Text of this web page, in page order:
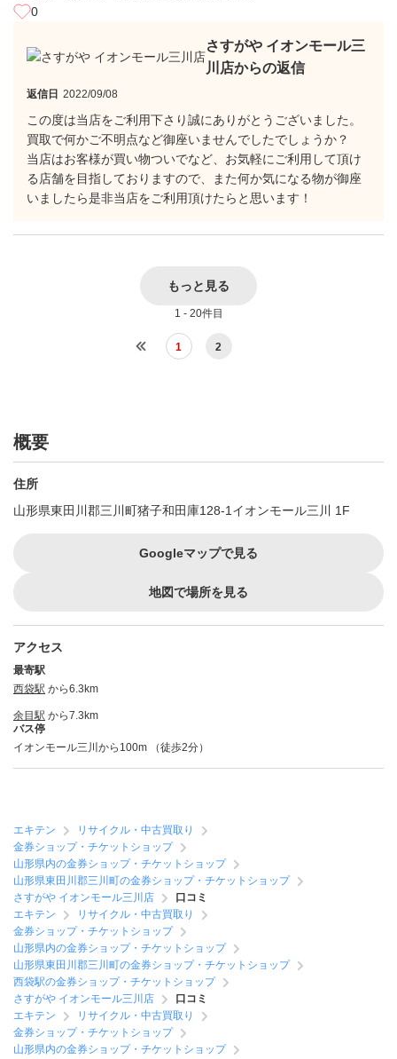
0
さすがや イオンモール三
川店からの返信
返信日 2022/09/08
この度は当店をご利用下さり誠にありがとうございました。
買取で何かご不明点など御座いませんでしたでしょうか？
当店はお客様が買い物ついでなど、お気軽にご利用して頂け
る店舗を目指しておりますので、また何か気になる物が御座
いましたら是非当店をご利用頂けたらと思います！
もっと見る
1 - 20件目
1 2
概要
住所
山形県東田川郡三川町猪子和田庫128‐1イオンモール三川 1F
Googleマップで見る
地図で場所を見る
アクセス
最寄駅
西袋駅 から6.3km
余目駅 から7.3km
バス停
イオンモール三川から100m （徒歩2分）
エキテン
リサイクル・中古買取り
金券ショップ・チケットショップ
山形県内の金券ショップ・チケットショップ
山形県東田川郡三川町の金券ショップ・チケットショップ
さすがや イオンモール三川店
口コミ
エキテン
リサイクル・中古買取り
金券ショップ・チケットショップ
山形県内の金券ショップ・チケットショップ
山形県東田川郡三川町の金券ショップ・チケットショップ
西袋駅の金券ショップ・チケットショップ
さすがや イオンモール三川店
口コミ
エキテン
リサイクル・中古買取り
金券ショップ・チケットショップ
山形県内の金券ショップ・チケットショップ